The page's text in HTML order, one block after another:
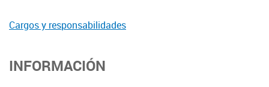
Cargos y responsabilidades
INFORMACIÓN